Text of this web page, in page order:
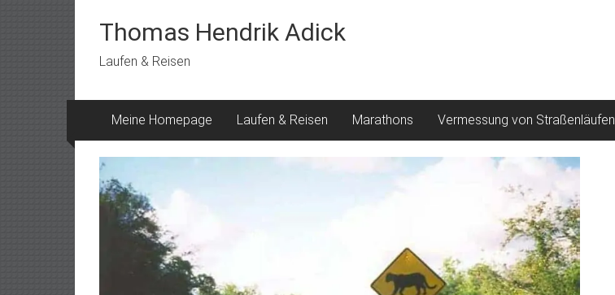
contentThomas Hendrik Adick
Laufen & Reisen
Meine Homepage Laufen & Reisen Marathons Vermessung von Straßenläufen